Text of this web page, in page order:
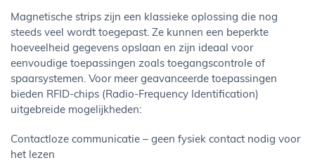
Magnetische strips zijn een klassieke oplossing die nog
steeds veel wordt toegepast. Ze kunnen een beperkte
hoeveelheid gegevens opslaan en zijn ideaal voor
eenvoudige toepassingen zoals toegangscontrole of
spaarsystemen. Voor meer geavanceerde toepassingen
bieden RFID-chips (Radio-Frequency Identification)
uitgebreide mogelijkheden:
Contactloze communicatie – geen fysiek contact nodig voor
het lezen